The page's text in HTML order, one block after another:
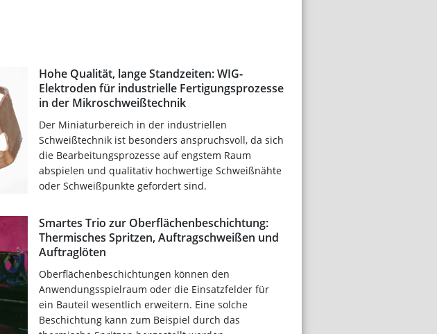
Hohe Qualität, lange Standzeiten: WIG-
Elektroden für industrielle Fertigungsprozesse
in der Mikroschweißtechnik
Der Miniaturbereich in der industriellen
Schweißtechnik ist besonders anspruchsvoll, da sich
die Bearbeitungsprozesse auf engstem Raum
abspielen und qualitativ hochwertige Schweißnähte
oder Schweißpunkte gefordert sind.
Smartes Trio zur Oberflächenbeschichtung:
Thermisches Spritzen, Auftragschweißen und
Auftraglöten
Oberflächenbeschichtungen können den
Anwendungsspielraum oder die Einsatzfelder für
ein Bauteil wesentlich erweitern. Eine solche
Beschichtung kann zum Beispiel durch das